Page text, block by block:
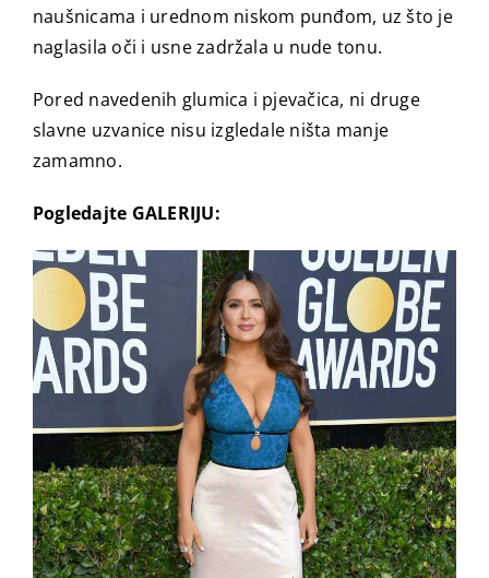
naušnicama i urednom niskom punđom, uz što je
naglasila oči i usne zadržala u nude tonu.
Pored navedenih glumica i pjevačica, ni druge
slavne uzvanice nisu izgledale ništa manje
zamamno.
Pogledajte GALERIJU: